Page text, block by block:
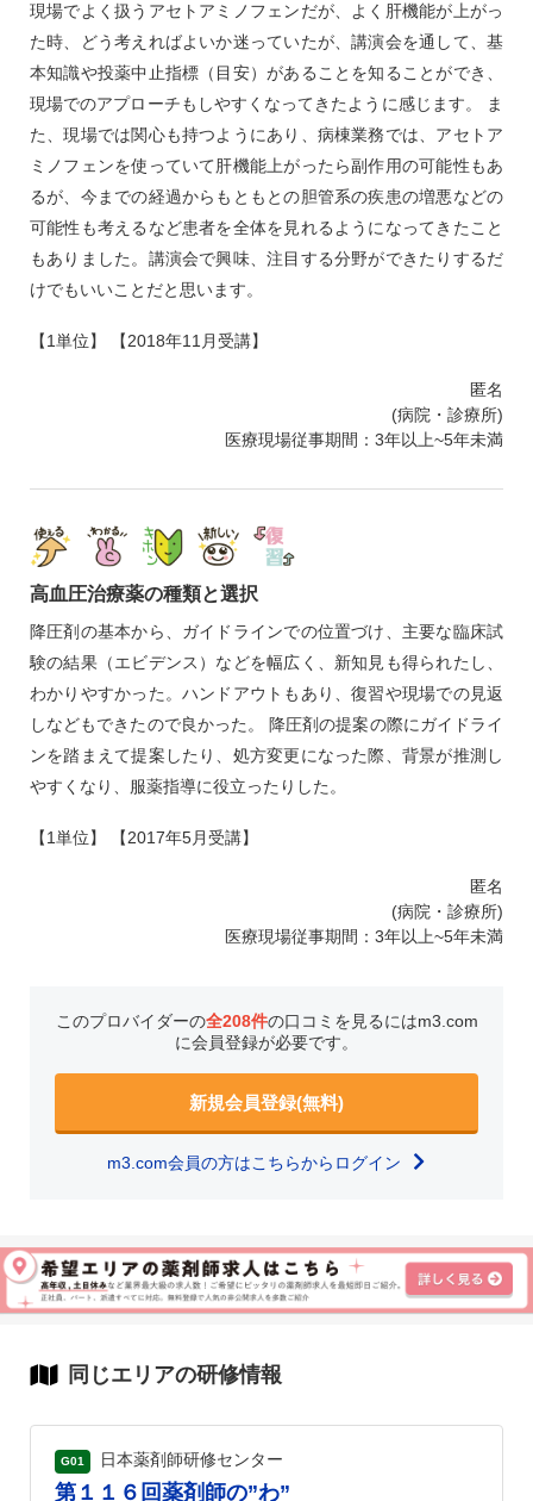
現場でよく扱うアセトアミノフェンだが、よく肝機能が上がっ
た時、どう考えればよいか迷っていたが、講演会を通して、基
本知識や投薬中止指標（目安）があることを知ることができ、
現場でのアプローチもしやすくなってきたように感じます。 ま
た、現場では関心も持つようにあり、病棟業務では、アセトア
ミノフェンを使っていて肝機能上がったら副作用の可能性もあ
るが、今までの経過からもともとの胆管系の疾患の増悪などの
可能性も考えるなど患者を全体を見れるようになってきたこと
もありました。講演会で興味、注目する分野ができたりするだ
けでもいいことだと思います。
【1単位】 【2018年11月受講】
匿名
(病院・診療所)
医療現場従事期間：3年以上~5年未満
高血圧治療薬の種類と選択
降圧剤の基本から、ガイドラインでの位置づけ、主要な臨床試
験の結果（エビデンス）などを幅広く、新知見も得られたし、
わかりやすかった。ハンドアウトもあり、復習や現場での見返
しなどもできたので良かった。 降圧剤の提案の際にガイドライ
ンを踏まえて提案したり、処方変更になった際、背景が推測し
やすくなり、服薬指導に役立ったりした。
【1単位】 【2017年5月受講】
匿名
(病院・診療所)
医療現場従事期間：3年以上~5年未満
このプロバイダーの全208件の口コミを見るにはm3.com
に会員登録が必要です。
新規会員登録(無料)
m3.com会員の方はこちらからログイン
同じエリアの研修情報
G01 日本薬剤師研修センター
第１１６回薬剤師の”わ”